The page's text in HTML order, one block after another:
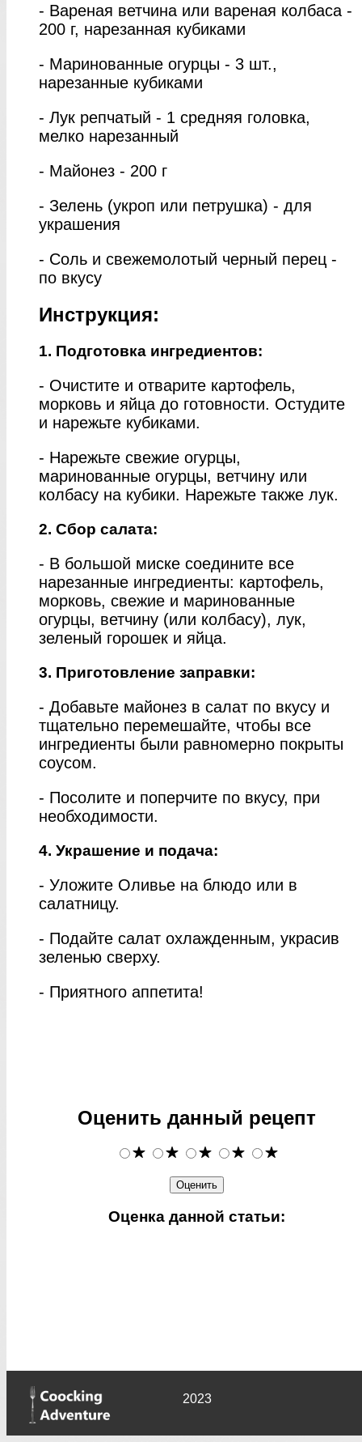
- Вареная ветчина или вареная колбаса -
200 г, нарезанная кубиками
- Маринованные огурцы - 3 шт.,
нарезанные кубиками
- Лук репчатый - 1 средняя головка,
мелко нарезанный
- Майонез - 200 г
- Зелень (укроп или петрушка) - для
украшения
- Соль и свежемолотый черный перец -
по вкусу
Инструкция:
1. Подготовка ингредиентов:
- Очистите и отварите картофель,
морковь и яйца до готовности. Остудите
и нарежьте кубиками.
- Нарежьте свежие огурцы,
маринованные огурцы, ветчину или
колбасу на кубики. Нарежьте также лук.
2. Сбор салата:
- В большой миске соедините все
нарезанные ингредиенты: картофель,
морковь, свежие и маринованные
огурцы, ветчину (или колбасу), лук,
зеленый горошек и яйца.
3. Приготовление заправки:
- Добавьте майонез в салат по вкусу и
тщательно перемешайте, чтобы все
ингредиенты были равномерно покрыты
соусом.
- Посолите и поперчите по вкусу, при
необходимости.
4. Украшение и подача:
- Уложите Оливье на блюдо или в
салатницу.
- Подайте салат охлажденным, украсив
зеленью сверху.
- Приятного аппетита!
Оценить данный рецепт
Оценка данной статьи:
2023